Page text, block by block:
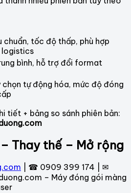
chuẩn, tốc độ thấp, phù hợp
bình, hỗ trợ đổi format
chọn tự động hóa, mức độ đóng
tiết + bảng so sánh phiên bản:
Thay thế – Mở rộng
| ☎ 0909 399 174 | ✉
– Máy đóng gói màng